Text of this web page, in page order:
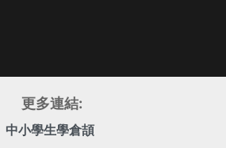
更多連結:
中小學生學倉頡